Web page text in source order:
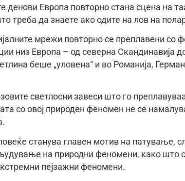
денови Европа повторно стана сцена на
треба да знаете ако одите на лов на
мрежи повторно се преплавени со
низ Европа – од северна Скандинавија
беше „уловена“ и во Романија,
светлосни завеси што го
со овој природен феномен не се
станува главен мотив на патување,
на природни феномени, како што
пејзажни феномени.